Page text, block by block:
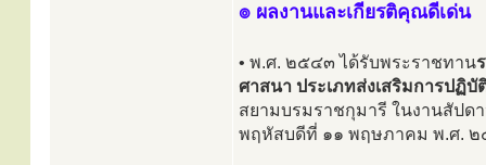
๏ ผลงานและเกียรติคุณดีเด่น
• พ.ศ. ๒๕๔๓ ได้รับพระราชทาน
ศาสนา ประเภทส่งเสริมการปฏิ
สยามบรมราชกุมารี ในงานสัปด
พฤหัสบดีที่ ๑๑ พฤษภาคม พ.ศ.